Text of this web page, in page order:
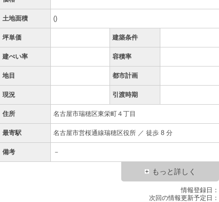
土地面積 ()
坪単価 建築条件
建ぺい率 容積率
地目 都市計画
現況 引渡時期
住所 名古屋市瑞穂区東栄町４丁目
最寄駅 名古屋市営桜通線瑞穂区役所 ／ 徒歩 8 分
備考 －
もっと詳しく
情報登録日：
次回の情報更新予定日：